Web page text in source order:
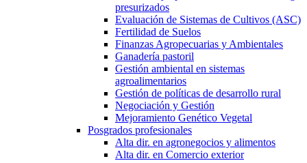
presurizados
Evaluación de Sistemas de Cultivos (ASC)
Fertilidad de Suelos
Finanzas Agropecuarias y Ambientales
Ganadería pastoril
Gestión ambiental en sistemas
agroalimentarios
Gestión de políticas de desarrollo rural
Negociación y Gestión
Mejoramiento Genético Vegetal
Posgrados profesionales
Alta dir. en agronegocios y alimentos
Alta dir. en Comercio exterior